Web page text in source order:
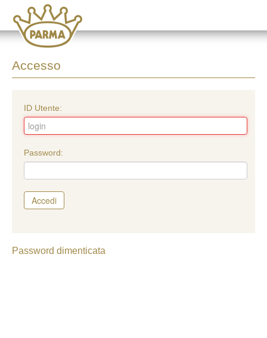
Accesso
ID Utente:
Password:
Accedi
Password dimenticata